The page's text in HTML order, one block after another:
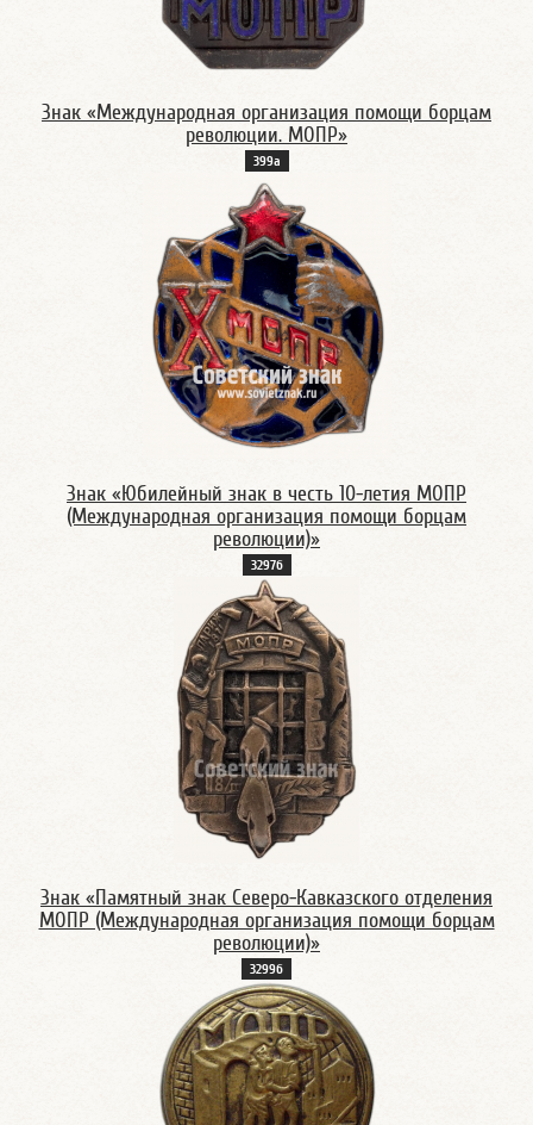
Знак «Международная организация помощи борцам
революции. МОПР»
399а
Знак «Юбилейный знак в честь 10-летия МОПР
(Международная организация помощи борцам
революции)»
3297б
Знак «Памятный знак Северо-Кавказского отделения
МОПР (Международная организация помощи борцам
революции)»
3299б